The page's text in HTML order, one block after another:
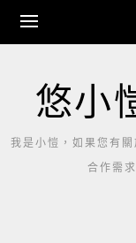
content
悠小
我是小愷，如果您有
合作需